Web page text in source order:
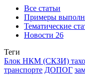
Все статьи
Примеры
Тематические
Новости 26
Теги
Блок НКМ (СКЗИ)
транспорте ДОПОГ